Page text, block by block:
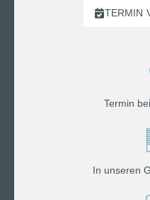
TERMIN
Termin
In unseren